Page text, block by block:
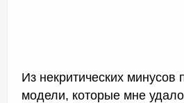
Из некритических минусов
модели, которые мне